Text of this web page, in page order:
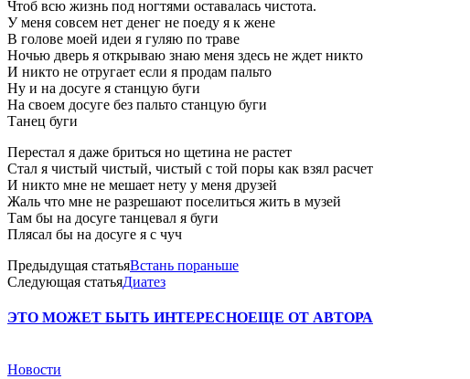
Чтоб всю жизнь под ногтями оставалась чистота.
У меня совсем нет денег не поеду я к жене
В голове моей идеи я гуляю по траве
Ночью дверь я открываю знаю меня здесь не ждет никто
И никто не отругает если я продам пальто
Ну и на досуге я станцую буги
На своем досуге без пальто станцую буги
Танец буги
Перестал я даже бриться но щетина не растет
Стал я чистый чистый, чистый с той поры как взял расчет
И никто мне не мешает нету у меня друзей
Жаль что мне не разрешают поселиться жить в музей
Там бы на досуге танцевал я буги
Плясал бы на досуге я с чуч
Предыдущая статьяВстань пораньше
Следующая статьяДиатез
ЭТО МОЖЕТ БЫТЬ ИНТЕРЕСНОЕЩЕ ОТ АВТОРА
Новости